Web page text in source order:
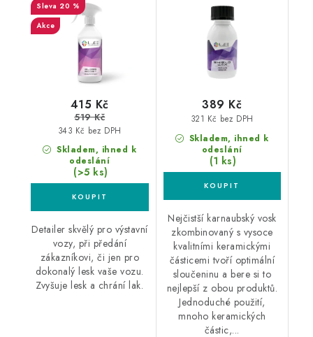
20 %
Akce
Skladem, ihned k
odeslání
(>5 ks)
343 Kč bez DPH
415 Kč
519 Kč
Detailer skvělý pro výstavní
vozy, při předání
zákazníkovi, či jen pro
dokonalý lesk vaše vozu.
Zvyšuje lesk a chrání lak.
Skladem, ihned k
odeslání
(1 ks)
321 Kč bez DPH
389 Kč
Nejčistší karnaubský vosk
zkombinovaný s vysoce
kvalitními keramickými
částicemi tvoří optimální
sloučeninu a bere si to
nejlepší z obou produktů.
Jednoduché použití,
mnoho keramických
částic,...